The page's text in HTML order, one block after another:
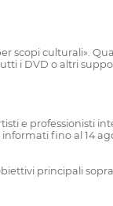
scopi culturali».
i DVD o altri
e professionisti
fino al 14
principali